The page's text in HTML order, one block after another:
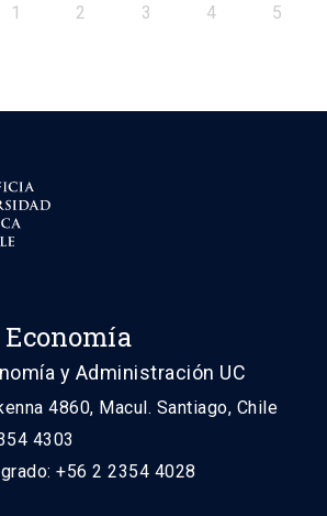
1 2 3 4 5
y Administración UC
4860, Macul. Santiago, Chile
4303
+56 2 2354 4028